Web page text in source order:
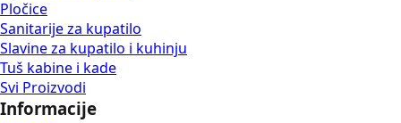
Pločice
Sanitarije za kupatilo
Slavine za kupatilo i kuhinju
Tuš kabine i kade
Svi Proizvodi
Informacije